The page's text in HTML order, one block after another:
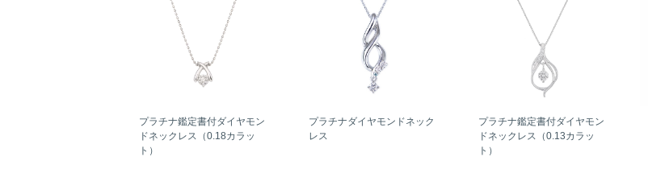
プラチナ鑑定書付ダイヤモン
ドネックレス（0.18カラッ
ト）
プラチナダイヤモンドネック
レス
プラチナ鑑定書付ダイヤモン
ドネックレス（0.13カラッ
ト）